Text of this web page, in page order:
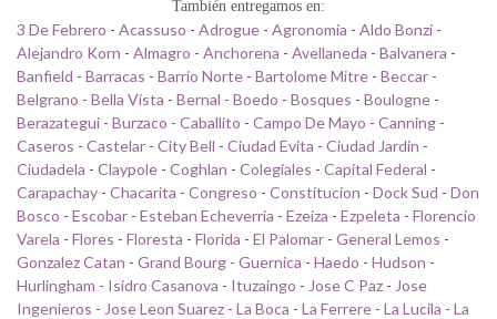
También entregamos en:
3 De Febrero - Acassuso - Adrogue - Agronomia - Aldo Bonzi -
Alejandro Korn - Almagro - Anchorena - Avellaneda - Balvanera -
Banfield - Barracas - Barrio Norte - Bartolome Mitre - Beccar -
Belgrano - Bella Vista - Bernal - Boedo - Bosques - Boulogne -
Berazategui - Burzaco - Caballito - Campo De Mayo - Canning -
Caseros - Castelar - City Bell - Ciudad Evita - Ciudad Jardin -
Ciudadela - Claypole - Coghlan - Colegiales - Capital Federal -
Carapachay - Chacarita - Congreso - Constitucion - Dock Sud - Don
Bosco - Escobar - Esteban Echeverria - Ezeiza - Ezpeleta - Florencio
Varela - Flores - Floresta - Florida - El Palomar - General Lemos -
Gonzalez Catan - Grand Bourg - Guernica - Haedo - Hudson -
Hurlingham - Isidro Casanova - Ituzaingo - Jose C Paz - Jose
Ingenieros - Jose Leon Suarez - La Boca - La Ferrere - La Lucila - La